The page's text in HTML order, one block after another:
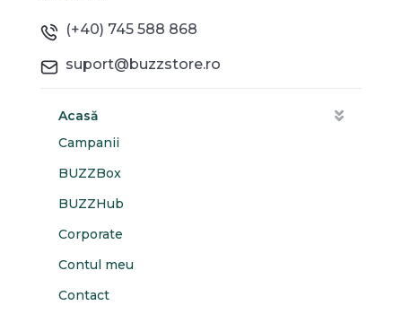
(+40) 745 588 868
suport@buzzstore.ro
Acasă
Campanii
BUZZBox
BUZZHub
Corporate
Contul meu
Contact